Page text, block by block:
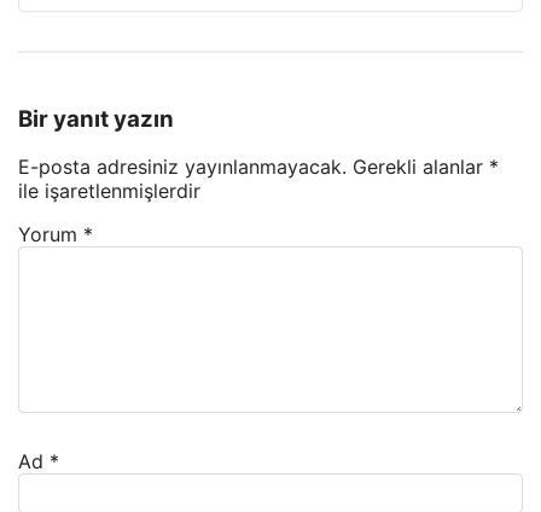
Bir yanıt yazın
E-posta adresiniz yayınlanmayacak. Gerekli alanlar *
ile işaretlenmişlerdir
Yorum *
Ad *